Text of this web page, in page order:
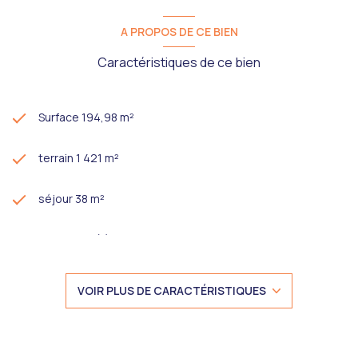
A PROPOS DE CE BIEN
Caractéristiques de ce bien
Surface 194,98 m²
terrain 1 421 m²
séjour 38 m²
4 chambre(s)
VOIR PLUS DE CARACTÉRISTIQUES